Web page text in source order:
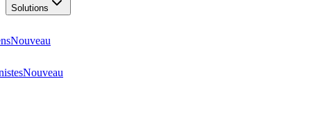
Solutions
Nouveau
Nouveau